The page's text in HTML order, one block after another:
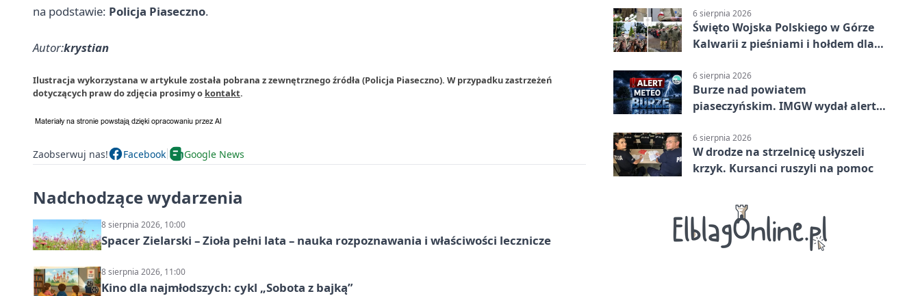
na podstawie: Policja Piaseczno.
Autor:krystian
Ilustracja wykorzystana w artykule została pobrana z zewnętrznego źródła (Policja Piaseczno). W przypadku zastrzeżeń
dotyczących praw do zdjęcia prosimy o kontakt.
Zaobserwuj nas! Facebook Google News
Nadchodzące wydarzenia
8 sierpnia 2026, 10:00
Spacer Zielarski – Zioła pełni lata – nauka rozpoznawania i właściwości lecznicze
8 sierpnia 2026, 11:00
Kino dla najmłodszych: cykl „Sobota z bajką”
6 sierpnia 2026
Święto Wojska Polskiego w Górze
Kalwarii z pieśniami i hołdem dla
6 sierpnia 2026
Burze nad powiatem
piaseczyńskim. IMGW wydał alert
6 sierpnia 2026
W drodze na strzelnicę usłyszeli
krzyk. Kursanci ruszyli na pomoc